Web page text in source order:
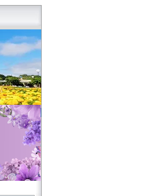
WEBMAIL